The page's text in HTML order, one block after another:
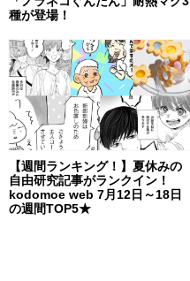
種が登場！
【週間ランキング！】夏休みの
自由研究記事がランクイン！
kodomoe web 7月12日～18日
の週間TOP5★